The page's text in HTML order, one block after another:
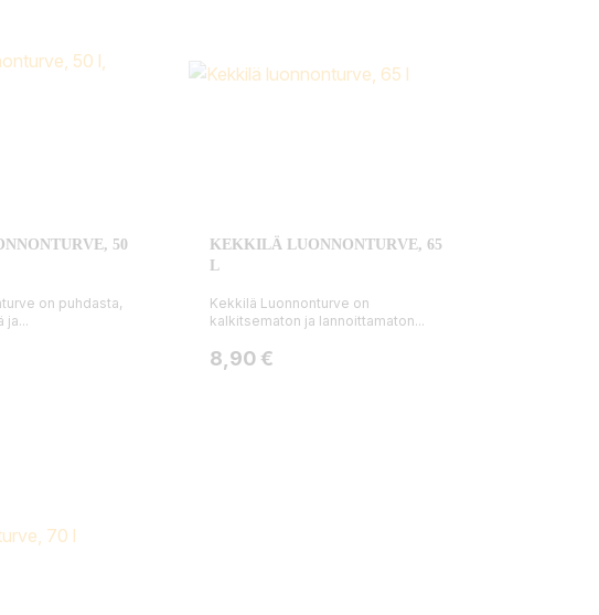
50
on puhdasta,
ja...
KEKKILÄ LUONNONTURVE, 65
L
Kekkilä Luonnonturve on
kalkitsematon ja lannoittamaton...
Hinta
8,90 €